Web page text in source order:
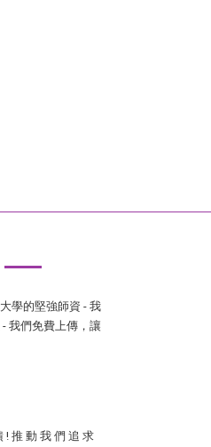
學的堅強師資 - 我
我們免費上傳，讓
! 推 動 我 們 追 求